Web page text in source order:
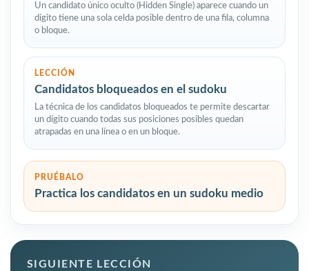
Un candidato único oculto (Hidden Single) aparece cuando un
dígito tiene una sola celda posible dentro de una fila, columna
o bloque.
LECCIÓN
Candidatos bloqueados en el sudoku
La técnica de los candidatos bloqueados te permite descartar
un dígito cuando todas sus posiciones posibles quedan
atrapadas en una línea o en un bloque.
PRUÉBALO
Practica los candidatos en un sudoku medio
SIGUIENTE LECCIÓN